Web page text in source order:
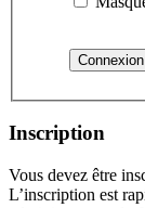
Inscription
Vous devez être
L’inscription est